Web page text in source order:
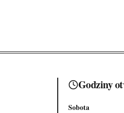
Godziny
Sobota